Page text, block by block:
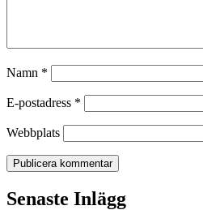
Namn *
E-postadress *
Webbplats
Senaste Inlägg